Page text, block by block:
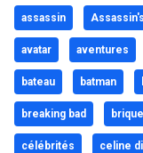
assassin
avatar aventures
bateau batman
breaking bad brique
célébrités celine